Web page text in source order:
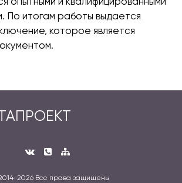
По итогам работы выдается
которое является
2026 Все права защищены